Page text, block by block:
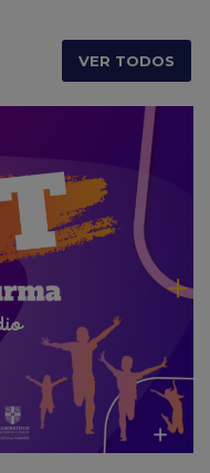
VER TODOS